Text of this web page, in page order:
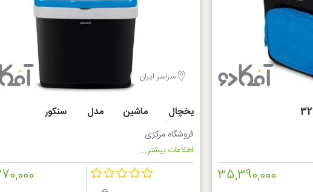
35,390,000
سراسر ایران
یخچال ماشین مدل سنکور
SCM4233BL
فروشگاه مرکزی
اطلاعات بیشتر...